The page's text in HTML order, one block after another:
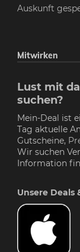
Auskunft
Mitwirken
Lust mit
suchen?
Mein-Deal ist
Tag aktuelle
Gutscheine,
Wir suchen
Information
Unsere Deals